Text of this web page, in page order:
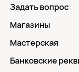
Задать вопрос
Магазины
Мастерская
Банковские